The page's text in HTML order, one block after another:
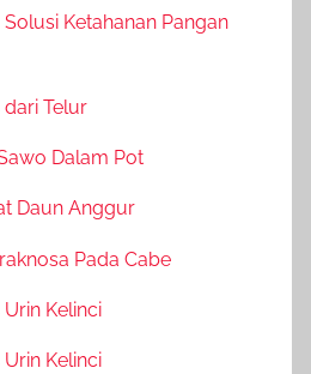
Ketahanan Pangan
Telur
Dalam Pot
Daun Anggur
Pada Cabe
Kelinci
Kelinci